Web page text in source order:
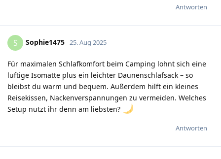
Antworten
S Sophie1475 25. Aug 2025
Für maximalen Schlafkomfort beim Camping lohnt sich eine
luftige Isomatte plus ein leichter Daunenschlafsack – so
bleibst du warm und bequem. Außerdem hilft ein kleines
Reisekissen, Nackenverspannungen zu vermeiden. Welches
Setup nutzt ihr denn am liebsten?
Antworten